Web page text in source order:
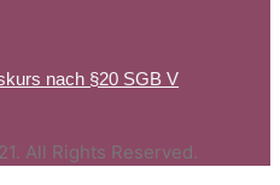
nach §20 SGB V
All Rights Reserved.